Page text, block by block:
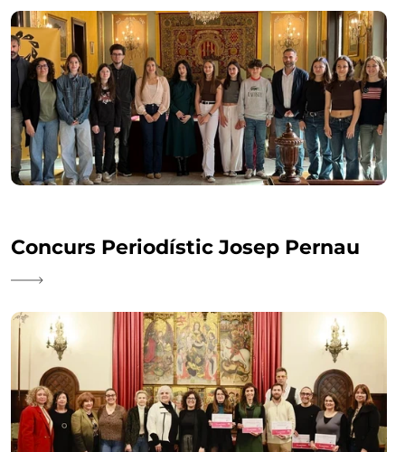
Concurs Periodístic Josep Pernau